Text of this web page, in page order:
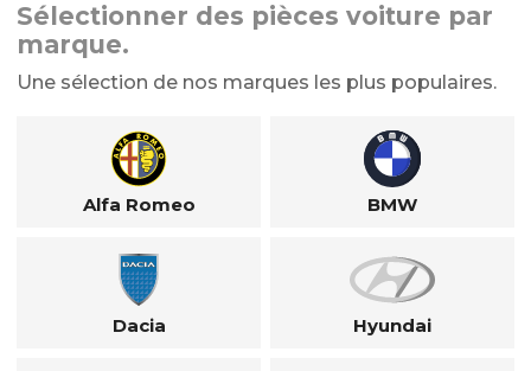
Sélectionner des pièces voiture par
marque.
Une sélection de nos marques les plus populaires.
Alfa Romeo BMW
Dacia Hyundai